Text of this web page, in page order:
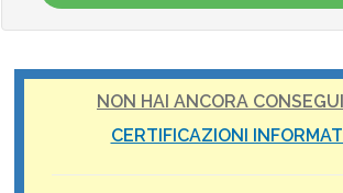
NON HAI ANCORA
CERTIFICAZIONI